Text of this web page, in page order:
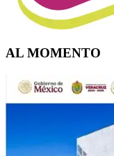
AL MOMENTO